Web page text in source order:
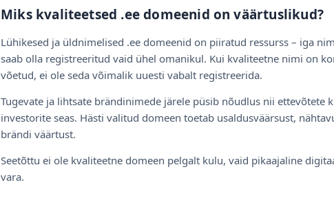
Miks kvaliteetsed .ee domeenid on väärtuslikud?
Lühikesed ja üldnimelised .ee domeenid on piiratud ressurss – iga
saab olla registreeritud vaid ühel omanikul. Kui kvaliteetne nimi on
võetud, ei ole seda võimalik uuesti vabalt registreerida.
Tugevate ja lihtsate brändinimede järele püsib nõudlus nii ettevõtete
investorite seas. Hästi valitud domeen toetab usaldusväärsust,
brändi väärtust.
Seetõttu ei ole kvaliteetne domeen pelgalt kulu, vaid pikaajaline
vara.